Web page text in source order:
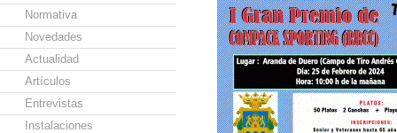
Normativa
Novedades
Actualidad
Artículos
Entrevistas
Instalaciones